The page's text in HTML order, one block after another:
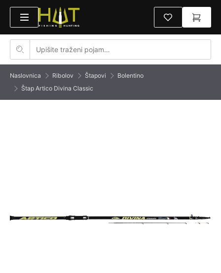
Naslovnica Ribolov Štapovi
Bolentino
Štap Artico Divina Classic